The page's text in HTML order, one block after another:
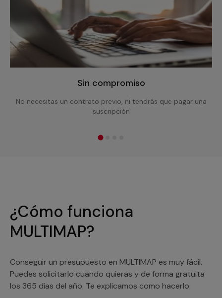
Sin compromiso
No necesitas un contrato previo, ni tendrás que pagar una
suscripción
¿Cómo funciona
MULTIMAP?
Conseguir un presupuesto en MULTIMAP es muy fácil.
Puedes solicitarlo cuando quieras y de forma gratuita
los 365 días del año. Te explicamos como hacerlo: